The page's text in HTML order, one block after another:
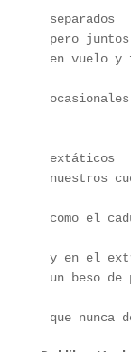
separados
pero juntos
en vuelo y
ocasionales
extáticos
nuestros
como el
y en el
un beso de
que nunca